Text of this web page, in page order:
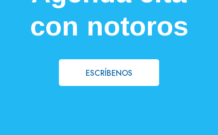
con notoros
ESCRÍBENOS